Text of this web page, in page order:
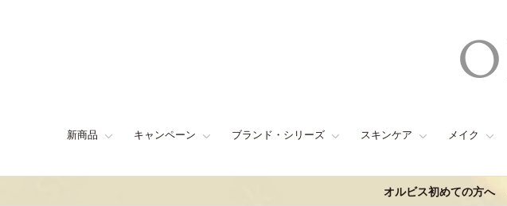
新商品 キャンペーン ブランド・シリーズ スキンケア メイク
オルビス初めての方へ